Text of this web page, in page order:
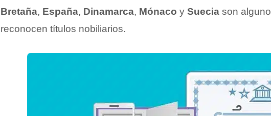
Bretaña, España, Dinamarca, Mónaco y Suecia son
reconocen títulos nobiliarios.